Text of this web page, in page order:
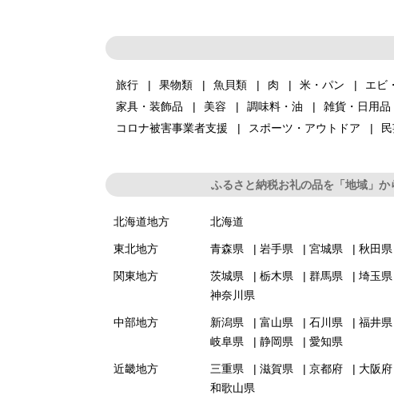
旅行 果物類 魚貝類 肉 米・パン エビ
家具・装飾品
美容 調味料・油 雑貨・日用品
コロナ被害事業者支援
スポーツ・アウトドア
ふるさと納税お礼の品を「地域」か
北海道地方 北海道
東北地方 青森県 岩手県 宮城県 秋田県
関東地方 茨城県 栃木県 群馬県 埼玉県
神奈川県
中部地方 新潟県 富山県 石川県 福井県
岐阜県
静岡県 愛知県
近畿地方 三重県 滋賀県 京都府 大阪府
和歌山県